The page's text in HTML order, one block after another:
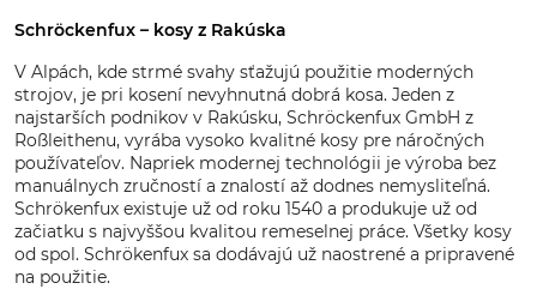
Schröckenfux – kosy z Rakúska
V Alpách, kde strmé svahy sťažujú použitie moderných
strojov, je pri kosení nevyhnutná dobrá kosa. Jeden z
najstarších podnikov v Rakúsku, Schröckenfux GmbH z
Roßleithenu, vyrába vysoko kvalitné kosy pre náročných
používateľov. Napriek modernej technológii je výroba bez
manuálnych zručností a znalostí až dodnes nemysliteľná.
Schrökenfux existuje už od roku 1540 a produkuje už od
začiatku s najvyššou kvalitou remeselnej práce. Všetky kosy
od spol. Schrökenfux sa dodávajú už naostrené a pripravené
na použitie.